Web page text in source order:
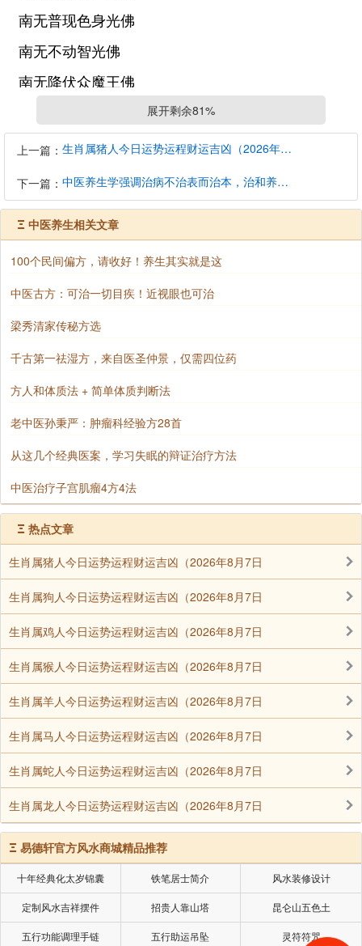
南无普现色身光佛
南无不动智光佛
南无降伏众魔王佛
南无智慧胜佛
南无弥勒仙光佛
南无善寂月音妙尊智王佛
南无世净光佛
南无龙种上尊王佛
南无日月光佛
南无日月珠光佛
南无慧幢(chuáng)胜王佛
南无狮子吼自在力王佛
南无妙音胜佛
南无常光幢(chuáng)佛
南无观世灯佛
南无慧威灯王佛
南无法胜王佛
南无须弥光佛
南无须曼那华光佛
南无优坛钵罗华殊胜王佛
南无大慧力王佛
南无阿閦(chù)毘(pí)欢喜光佛
南无无量音声王佛
南无才光佛
南无金海光佛
南无山海慧自在通王佛
南无大通光佛
南无一切法常满王佛
南无释迦牟尼佛
展开剩余81%
上一篇： 生肖属猪人今日运势运程财运吉凶（2026年8月7日）详解查询
下一篇： 中医养生学强调治病不治表而治本，治和养兼顾是有必要的
Ξ 中医养生相关文章
100个民间偏方，请收好！养生其实就是这
中医古方：可治一切目疾！近视眼也可治
梁秀清家传秘方选
千古第一祛湿方，来自医圣仲景，仅需四位药
方人和体质法 + 简单体质判断法
老中医孙秉严：肿瘤科经验方28首
从这几个经典医案，学习失眠的辩证治疗方法
中医治疗子宫肌瘤4方4法
Ξ 热点文章
生肖属猪人今日运势运程财运吉凶（2026年8月7日
生肖属狗人今日运势运程财运吉凶（2026年8月7日
生肖属鸡人今日运势运程财运吉凶（2026年8月7日
生肖属猴人今日运势运程财运吉凶（2026年8月7日
生肖属羊人今日运势运程财运吉凶（2026年8月7日
生肖属马人今日运势运程财运吉凶（2026年8月7日
生肖属蛇人今日运势运程财运吉凶（2026年8月7日
生肖属龙人今日运势运程财运吉凶（2026年8月7日
Ξ 易德轩官方风水商城精品推荐
十年经典化太岁锦囊 铁笔居士简介 风水装修设计
定制风水吉祥摆件 招贵人靠山塔 昆仑山五色土
五行功能调理手链 五行助运吊坠 灵符符咒